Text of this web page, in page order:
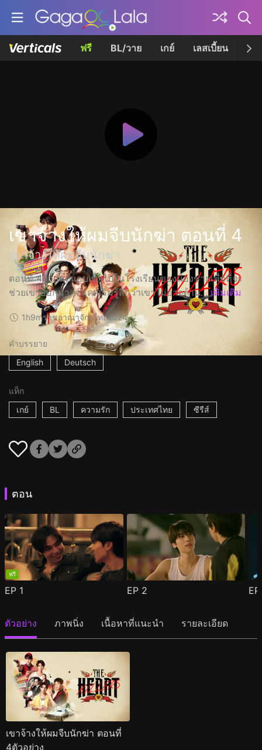
ฟรี BL/วาย เกย์ เลสเบี้ยน เค
เขาจ้างให้ผมจีบนักฆ่า ตอนที่ 4
เขาจ้างให้ผมจีบนักฆ่า
ตอนที่ 4: กานต์แอบเข้าไปในโรงเรียนของน้องชายเพื่อที่จะ
ช่วยเขาออกมา ฟาเดลเริ่มรู้สึกว่าเขาไม่อาจต้าน... เพิ่มเติม
1h9mราชอาณาจักรไทย2024
คำบรรยาย
English
Deutsch
แท็ก
เกย์
BL ความรัก ประเทศไทย ซีรีส์
ตอน
ฟรี
EP 1 EP 2
ตัวอย่าง ภาพนิ่ง เนื้อหาที่แนะนำ รายละเอียด
เขาจ้างให้ผมจีบนักฆ่า ตอนที่
4ตัวอย่าง